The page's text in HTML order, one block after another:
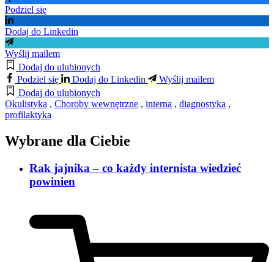
Podziel się
Dodaj do Linkedin
Wyślij mailem
Dodaj do ulubionych
Podziel się
Dodaj do Linkedin
Wyślij mailem
Dodaj do ulubionych
Okulistyka , Choroby wewnętrzne , interna , diagnostyka ,
profilaktyka
Wybrane dla Ciebie
Rak jajnika – co każdy internista wiedzieć
powinien